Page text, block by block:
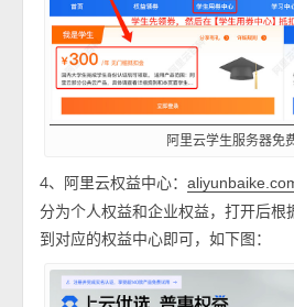
阿里云学生服务器免
4、阿里云权益中心：
分为个人权益和企业权益，打开后根
到对应的权益中心即可，如下图：